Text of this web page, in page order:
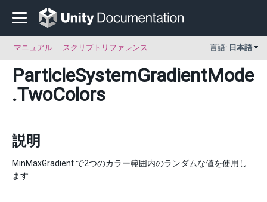
マニュアル スクリプトリファレンス 言語: 日本語
ParticleSystemGradientMode
.TwoColors
説明
MinMaxGradient で2つのカラー範囲内のランダムな値を使用し
ます